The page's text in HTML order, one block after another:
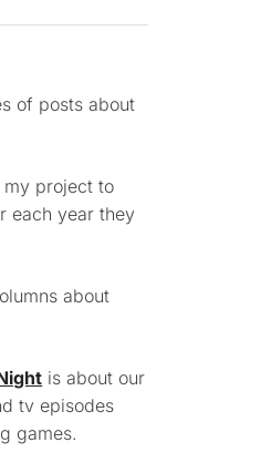
of posts about
my project to
each year they
about
is about our
tv episodes
games.